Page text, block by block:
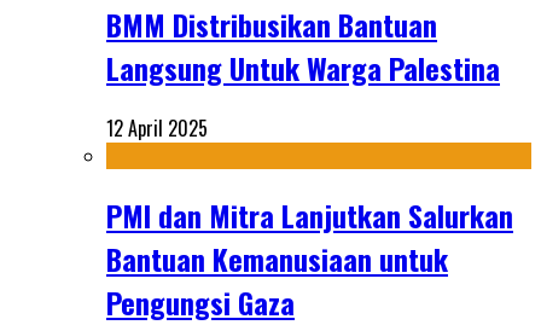
BMM Distribusikan Bantuan
Langsung Untuk Warga Palestina
12 April 2025
PMI dan Mitra Lanjutkan Salurkan
Bantuan Kemanusiaan untuk
Pengungsi Gaza